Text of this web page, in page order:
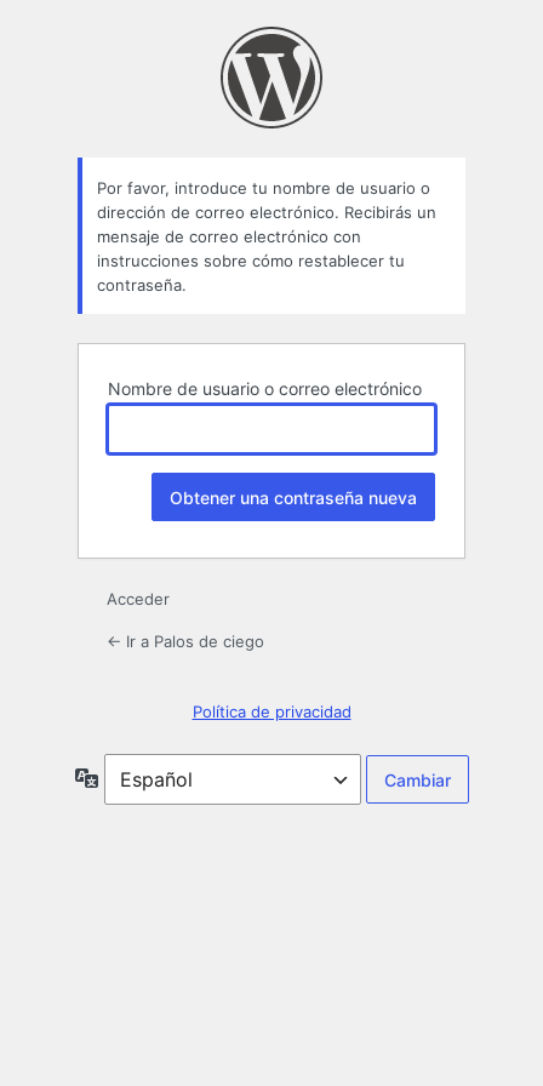
Por favor, introduce tu nombre de usuario o
dirección de correo electrónico. Recibirás un
mensaje de correo electrónico con
instrucciones sobre cómo restablecer tu
contraseña.
Nombre de usuario o correo electrónico
Acceder
← Ir a Palos de ciego
Política de privacidad
Idioma